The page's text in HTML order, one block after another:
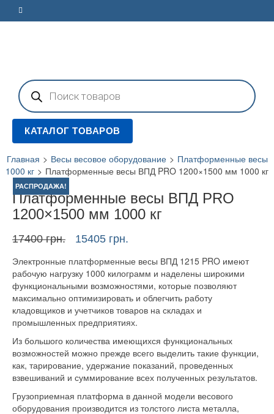
Поиск
товаров
КАТАЛОГ ТОВАРОВ
Главная > Весы весовое оборудование > Платформенные весы
1000 кг > Платформенные весы ВПД PRO 1200×1500 мм 1000 кг
РАСПРОДАЖА!
Платформенные весы ВПД PRO
1200×1500 мм 1000 кг
17400грн.
Первоначальная
составляла
17400 грн..
15405 грн.
15405 грн..
Электронные платформенные весы ВПД 1215 PRO имеют
рабочую нагрузку 1000 килограмм и наделены широкими
функциональными возможностями, которые позволяют
максимально оптимизировать и облегчить работу
кладовщиков и учетчиков товаров на складах и
промышленных предприятиях.
Из большого количества имеющихся функциональных
возможностей можно прежде всего выделить такие функции,
как, тарирование, удержание показаний, проведенных
взвешиваний и суммирование всех полученных результатов.
Грузоприемная платформа в данной модели весового
оборудования производится из толстого листа металла,